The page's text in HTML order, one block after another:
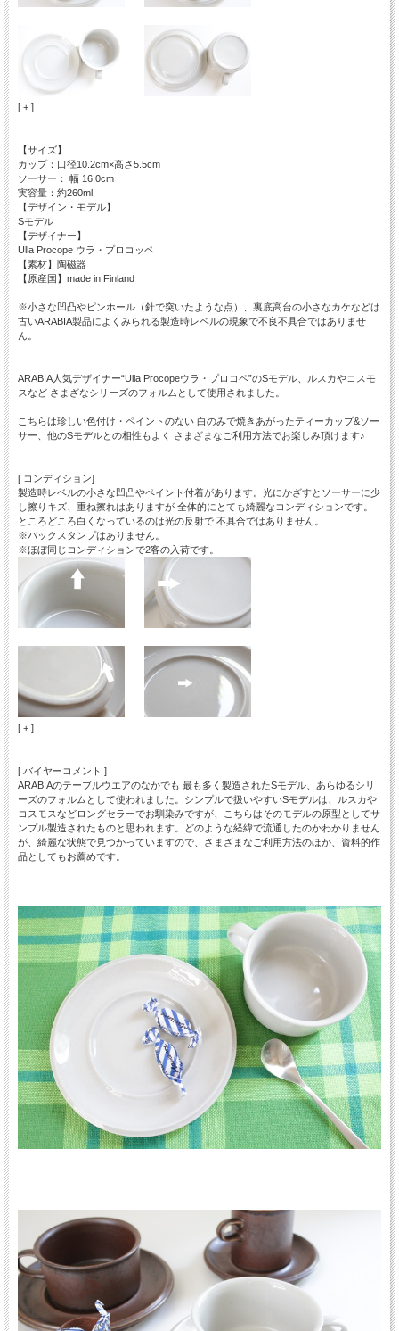
[ + ]
【サイズ】
カップ：口径10.2cm×高さ5.5cm
ソーサー： 幅 16.0cm
実容量：約260ml
【デザイン・モデル】
Sモデル
【デザイナー】
Ulla Procope ウラ・プロコッペ
【素材】陶磁器
【原産国】made in Finland
※小さな凹凸やピンホール（針で突いたような点）、裏底高台の小さなカケなどは
古いARABIA製品によくみられる製造時レベルの現象で不良不具合ではありませ
ん。
ARABIA人気デザイナー“Ulla Procopeウラ・プロコペ”のSモデル、ルスカやコスモ
スなど さまざなシリーズのフォルムとして使用されました。
こちらは珍しい色付け・ペイントのない 白のみで焼きあがったティーカップ&ソー
サー、他のSモデルとの相性もよく さまざまなご利用方法でお楽しみ頂けます♪
[ コンディション]
製造時レベルの小さな凹凸やペイント付着があります。光にかざすとソーサーに少
し擦りキズ、重ね擦れはありますが 全体的にとても綺麗なコンディションです。
ところどころ白くなっているのは光の反射で 不具合ではありません。
※バックスタンプはありません。
※ほぼ同じコンディションで2客の入荷です。
[ + ]
[ バイヤーコメント ]
ARABIAのテーブルウエアのなかでも 最も多く製造されたSモデル、あらゆるシリ
ーズのフォルムとして使われました。シンプルで扱いやすいSモデルは、ルスカや
コスモスなどロングセラーでお馴染みですが、こちらはそのモデルの原型としてサ
ンプル製造されたものと思われます。どのような経緯で流通したのかわかりません
が、綺麗な状態で見つかっていますので、さまざまなご利用方法のほか、資料的作
品としてもお薦めです。